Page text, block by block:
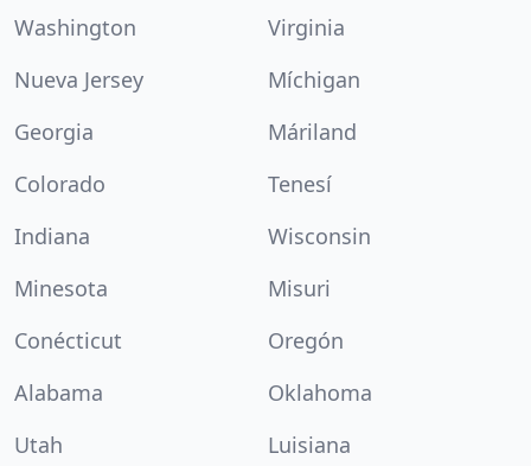
Washington
Virginia
Nueva Jersey
Míchigan
Georgia
Máriland
Colorado
Tenesí
Indiana
Wisconsin
Minesota
Misuri
Conécticut
Oregón
Alabama
Oklahoma
Utah
Luisiana